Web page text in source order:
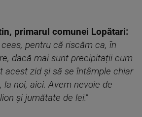
primarul comunei Lopătari:
pentru că riscăm ca, în
dacă mai sunt precipitații cum
acest zid și să se întâmple chiar
la noi, aici. Avem nevoie de
și jumătate de lei."